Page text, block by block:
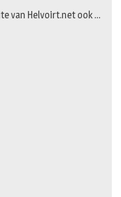
van Helvoirt.net ook …